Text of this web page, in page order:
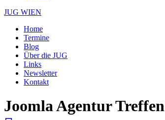
JUG WIEN
Home
Termine
Blog
Über die JUG
Links
Newsletter
Kontakt
Joomla Agentur Treffen